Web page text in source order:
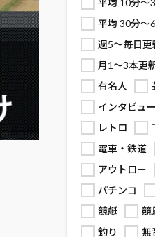
平均 10分～
平均 30分～
週5～毎日更
月1～3本更
有名人
インタビュ
レトロ
電車・鉄道
アウトロー
パチンコ
競艇
競
釣り
無